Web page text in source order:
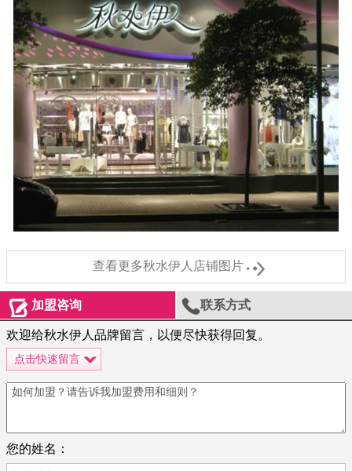
查看更多秋水伊人店铺图片
加盟咨询 联系方式
欢迎给秋水伊人品牌留言，以便尽快获得回复。
点击快速留言
您的姓名：